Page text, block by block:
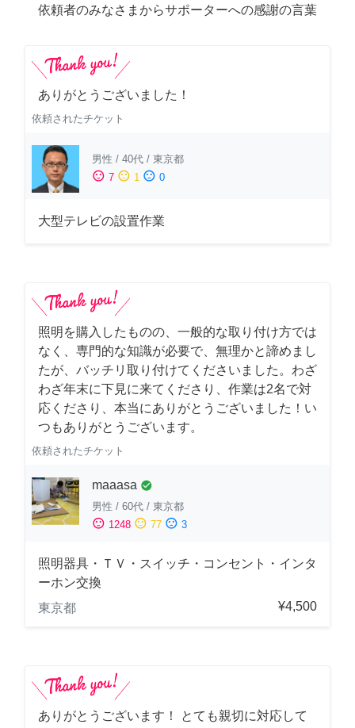
依頼者のみなさまからサポーターへの感謝の言葉
ありがとうございました！
依頼されたチケット
男性 / 40代 / 東京都
sentiment_satisfied 7 sentiment_neutral 1 sentiment_dissatisfied 0
大型テレビの設置作業
照明を購入したものの、一般的な取り付け方では
なく、専門的な知識が必要で、無理かと諦めまし
たが、バッチリ取り付けてくださいました。わざ
わざ年末に下見に来てくださり、作業は2名で対
応くださり、本当にありがとうございました！い
つもありがとうございます。
依頼されたチケット
maaasa check_circle
男性 / 60代 / 東京都
sentiment_satisfied 1248 sentiment_neutral 77 sentiment_dissatisfied 3
照明器具・ＴＶ・スイッチ・コンセント・インタ
ーホン交換
東京都
¥4,500
ありがとうございます！ とても親切に対応して